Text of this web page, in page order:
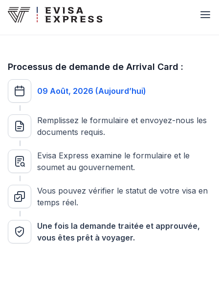
Processus de demande de Arrival Card :
09 Août, 2026 (Aujourd’hui)
Remplissez le formulaire et envoyez-nous les
documents requis.
Evisa Express examine le formulaire et le
soumet au gouvernement.
Vous pouvez vérifier le statut de votre visa en
temps réel.
Une fois la demande traitée et approuvée,
vous êtes prêt à voyager.